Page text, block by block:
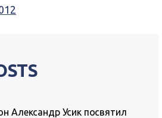
Александр Усик посвятил